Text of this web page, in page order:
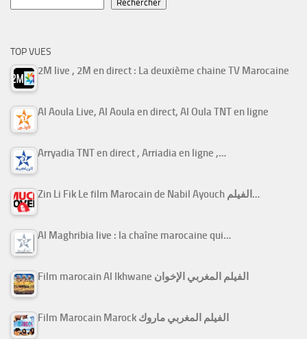
Rechercher
TOP VUES
2M live , 2M en direct : La deuxième chaine TV Marocaine
Al Aoula Live, Al Aoula en direct, Al Oula TNT en ligne
Arryadia TNT en direct , Arriadia en ligne ,…
Zin Li Fik Le film Marocain de Nabil Ayouch الفيلم…
Al Maghribia live : la chaîne marocaine qui…
Film marocain Al Ikhwane الفيلم المغربي الإخوان
Film Marocain Marock الفيلم المغربي ماروك